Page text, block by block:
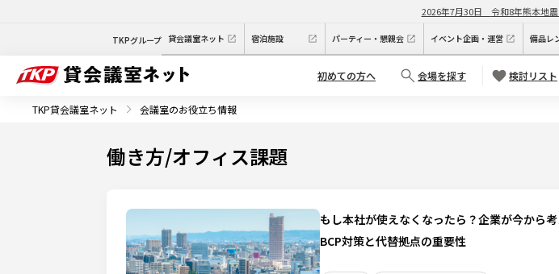
2026年7月30日 令和8年熊本地
TKPグループ 貸会議室ネット 宿泊施設 パーティー・懇親会 イベント企画・運営 備品レ
初めての方へ 会場を探す 検討リスト
TKP貸会議室ネット 会議室のお役立ち情報
働き方/オフィス課題
もし本社が使えなくなったら？企業が今から
BCP対策と代替拠点の重要性